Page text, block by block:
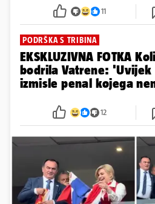
11
PODRŠKA S TRIBINA
EKSKLUZIVNA FOTKA
bodrila Vatrene: 'Uvijek
izmisle penal kojega
12